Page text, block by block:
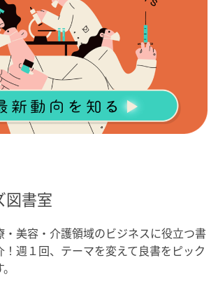
図書室
美容・介護領域のビジネスに役立つ書
週１回、テーマを変えて良書をピック